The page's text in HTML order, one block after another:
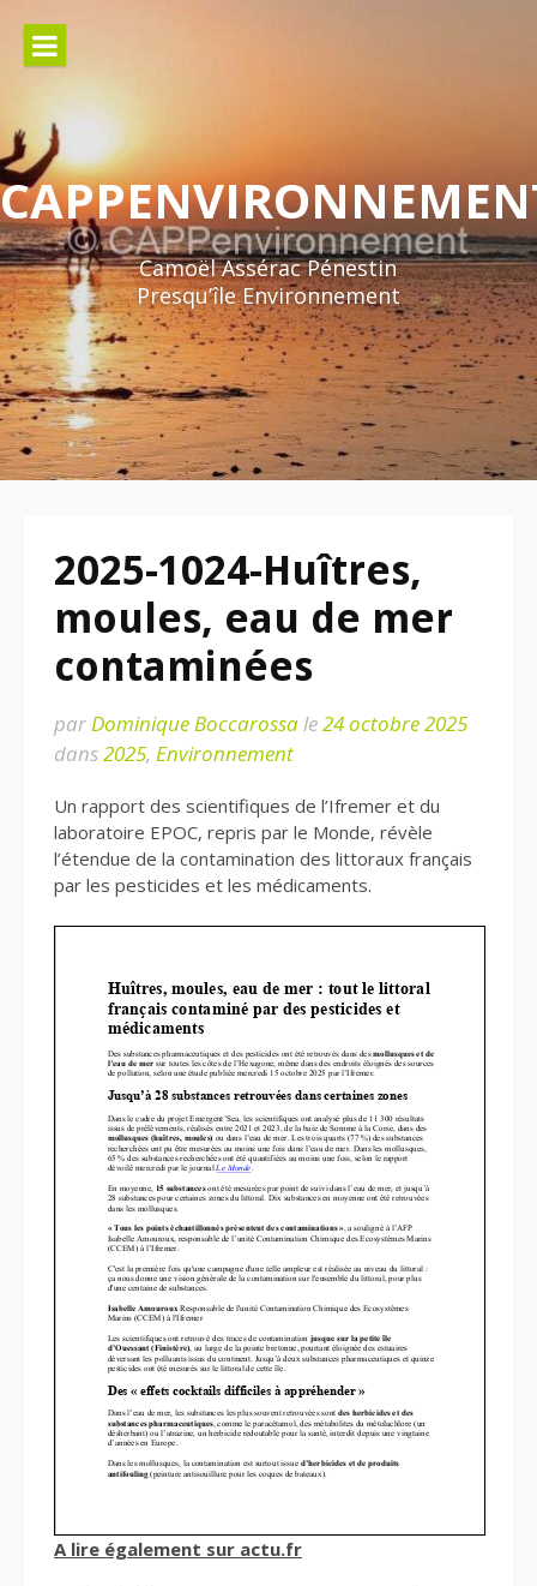
contenu
Camoël Assérac Pénestin
Presqu’île Environnement
2025-1024-Huîtres,
moules, eau de mer
contaminées
parDominique Boccarossale24 octobre 2025
dans2025, Environnement
Un rapport des scientifiques de l’Ifremer et du
laboratoire EPOC, repris par le Monde, révèle
l’étendue de la contamination des littoraux français
par les pesticides et les médicaments.
A lire également sur actu.fr